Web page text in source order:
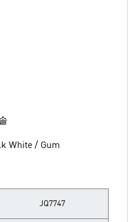
White / Gum
JQ7747